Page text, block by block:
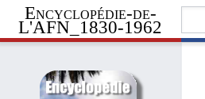
Encyclopédie-de-
L'AFN_1830-1962